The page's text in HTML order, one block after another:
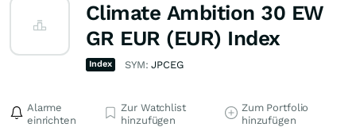
Climate Ambition 30 EW
GR EUR (EUR) Index
Index SYM:JPCEG
Alarme
einrichten
Zur Watchlist
hinzufügen
Zum Portfolio
hinzufügen